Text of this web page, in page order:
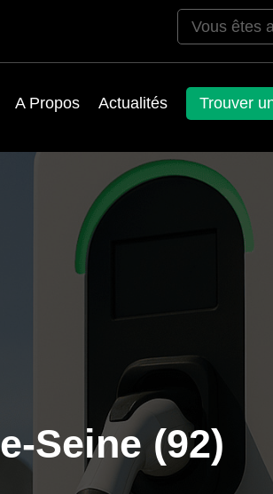
Vous êtes
A Propos Actualités Trouver
Seine (92)